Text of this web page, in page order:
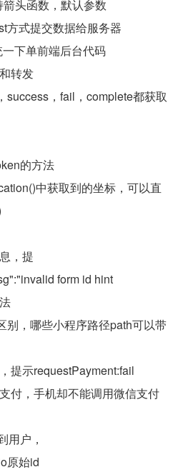
头函数，默认参数
方式提交数据给服务器
下单前端后台代码
转发
success，fail，complete都获取
的方法
中获取到的坐标，可以直
，提
form id hint
别，哪些小程序路径path可以带
提示requestPayment:fail
付，手机却不能调用微信支付
用户，
原始id